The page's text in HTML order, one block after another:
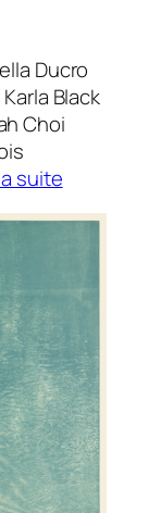
Ducro
Black
Choi
suite: